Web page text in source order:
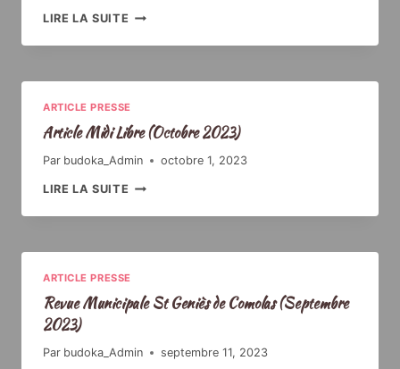
LIRE LA SUITE STAGE
SAINT
DE-
2024
ARTICLE PRESSE
Article Midi Libre (Octobre 2023)
Par budoka_Admin octobre 1, 2023
LIRE LA SUITE ARTICLE
MIDI
(OCTOBRE
ARTICLE PRESSE
Revue Municipale St Geniès de Comolas (Septembre
2023)
Par budoka_Admin septembre 11, 2023